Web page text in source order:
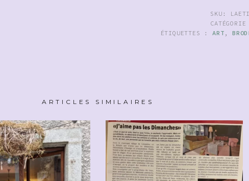
SKU:
ÉTIQUETTES :ART ,
ARTICLES SIMILAIRES